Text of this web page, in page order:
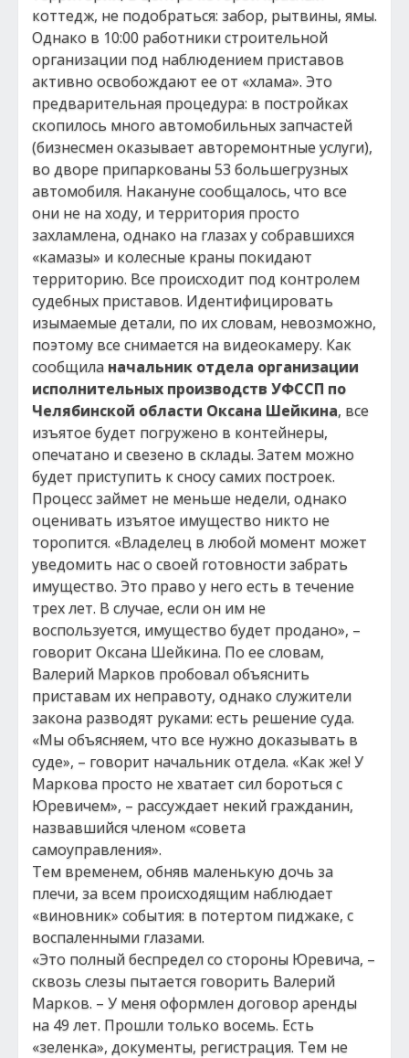
коттедж, не подобраться: забор, рытвины, ямы.
Однако в 10:00 работники строительной
организации под наблюдением приставов
активно освобождают ее от «хлама». Это
предварительная процедура: в постройках
скопилось много автомобильных запчастей
(бизнесмен оказывает авторемонтные услуги),
во дворе припаркованы 53 большегрузных
автомобиля. Накануне сообщалось, что все
они не на ходу, и территория просто
захламлена, однако на глазах у собравшихся
«камазы» и колесные краны покидают
территорию. Все происходит под контролем
судебных приставов. Идентифицировать
изымаемые детали, по их словам, невозможно,
поэтому все снимается на видеокамеру. Как
сообщила начальник отдела организации
исполнительных производств УФССП по
Челябинской области Оксана Шейкина, все
изъятое будет погружено в контейнеры,
опечатано и свезено в склады. Затем можно
будет приступить к сносу самих построек.
Процесс займет не меньше недели, однако
оценивать изъятое имущество никто не
торопится. «Владелец в любой момент может
уведомить нас о своей готовности забрать
имущество. Это право у него есть в течение
трех лет. В случае, если он им не
воспользуется, имущество будет продано», –
говорит Оксана Шейкина. По ее словам,
Валерий Марков пробовал объяснить
приставам их неправоту, однако служители
закона разводят руками: есть решение суда.
«Мы объясняем, что все нужно доказывать в
суде», – говорит начальник отдела. «Как же! У
Маркова просто не хватает сил бороться с
Юревичем», – рассуждает некий гражданин,
назвавшийся членом «совета
самоуправления».
Тем временем, обняв маленькую дочь за
плечи, за всем происходящим наблюдает
«виновник» события: в потертом пиджаке, с
воспаленными глазами.
«Это полный беспредел со стороны Юревича, –
сквозь слезы пытается говорить Валерий
Марков. – У меня оформлен договор аренды
на 49 лет. Прошли только восемь. Есть
«зеленка», документы, регистрация. Тем не